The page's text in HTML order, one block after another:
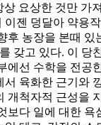
요상한 것만 가
이젠 덩달아 약용
후 농장을 본때 있
갖고 있다. 이 당
에선 수학을 전공
서 육화한 근기와
개척자적 근성을
보다 일에 대한 욕